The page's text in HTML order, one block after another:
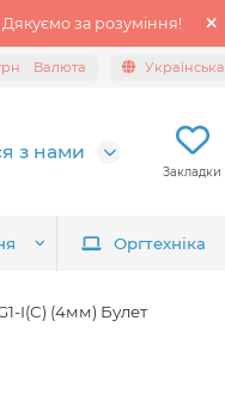
за розуміння!
Валюта Українська
з нами
Закладки
Оргтехніка
I(C) (4мм) Булет